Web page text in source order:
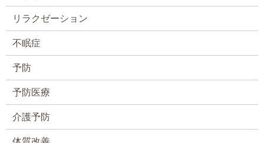
リラクゼーション
不眠症
予防
予防医療
介護予防